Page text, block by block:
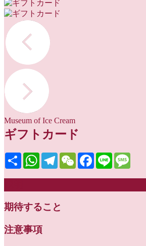
Museum of Ice Cream
ギフトカード
Share WhatsAppTelegramWeChatFacebook
Line
期待すること
注意事項